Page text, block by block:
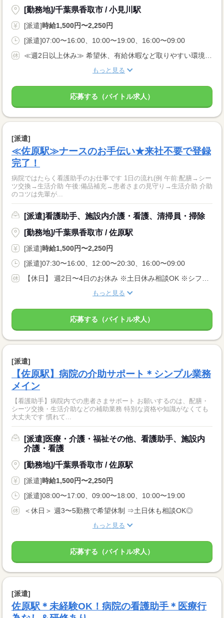
[勤務地]/千葉県香取市 / 小見川駅
[派遣]時給1,500円〜2,250円
[派遣]07:00〜16:00、10:00〜19:00、16:00〜09:00
もっと見る
応募する（バイトル求人）
[派遣]
≪佐原駅≫ナースのお手伝い★来社不要で登録
完了！
病院ではたらく看護助手のお仕事です 1日の流れ(例 午前:配膳→シー
ツ交換→生活介助 午後:備品補充→患者さまの見守り→生活介助 介助
のコツは先輩が...
[派遣]看護助手、施設内介護・看護、清掃員・掃除
[勤務地]/千葉県香取市 / 佐原駅
[派遣]時給1,500円〜2,250円
[派遣]07:30〜16:00、12:00〜20:30、16:00〜09:00
もっと見る
応募する（バイトル求人）
[派遣]
【佐原駅】病院の介助サポート＊シンプル業務
メイン
【看護助手】病院内での患者さまサポート お願いするのは、配膳・
シーツ交換・生活介助などの補助業務 特別な資格や知識がなくても
大丈夫です 慣れて...
[派遣]医療・介護・福祉その他、看護助手、施設内
介護・看護
[勤務地]/千葉県香取市 / 佐原駅
[派遣]時給1,500円〜2,250円
[派遣]08:00〜17:00、09:00〜18:00、10:00〜19:00
＜休日＞ 週3〜5勤務で希望休制 ⇒土日休も相談OK◎
もっと見る
応募する（バイトル求人）
[派遣]
佐原駅＊未経験OK！病院の看護助手＊医療行